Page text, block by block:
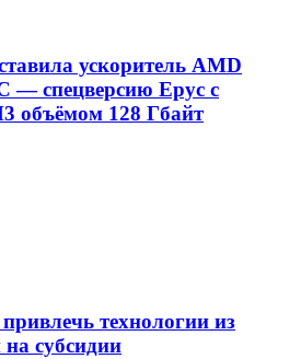
ускоритель AMD
— спецверсию Epyc с
объёмом 128 Гбайт
технологии из
субсидии